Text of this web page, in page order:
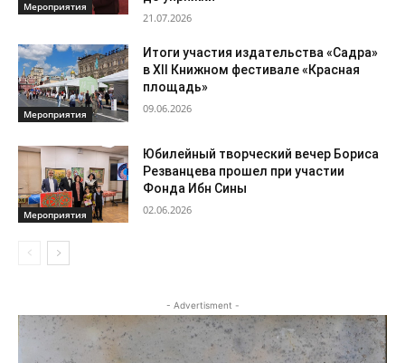
Мероприятия
21.07.2026
Мероприятия
Итоги участия издательства «Садра»
в XII Книжном фестивале «Красная
площадь»
09.06.2026
Мероприятия
Юбилейный творческий вечер Бориса
Резванцева прошел при участии
Фонда Ибн Сины
02.06.2026
- Advertisment -